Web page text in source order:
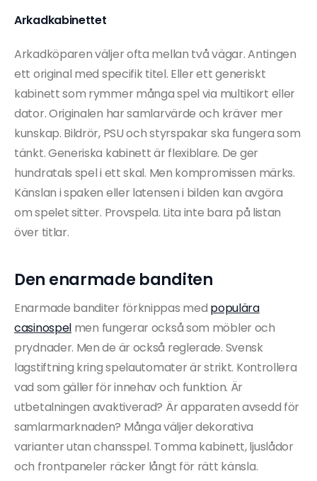
Arkadkabinettet
Arkadköparen väljer ofta mellan två vägar. Antingen
ett original med specifik titel. Eller ett generiskt
kabinett som rymmer många spel via multikort eller
dator. Originalen har samlarvärde och kräver mer
kunskap. Bildrör, PSU och styrspakar ska fungera som
tänkt. Generiska kabinett är flexiblare. De ger
hundratals spel i ett skal. Men kompromissen märks.
Känslan i spaken eller latensen i bilden kan avgöra
om spelet sitter. Provspela. Lita inte bara på listan
över titlar.
Den enarmade banditen
Enarmade banditer förknippas med populära
casinospel men fungerar också som möbler och
prydnader. Men de är också reglerade. Svensk
lagstiftning kring spelautomater är strikt. Kontrollera
vad som gäller för innehav och funktion. Är
utbetalningen avaktiverad? Är apparaten avsedd för
samlarmarknaden? Många väljer dekorativa
varianter utan chansspel. Tomma kabinett, ljuslådor
och frontpaneler räcker långt för rätt känsla.